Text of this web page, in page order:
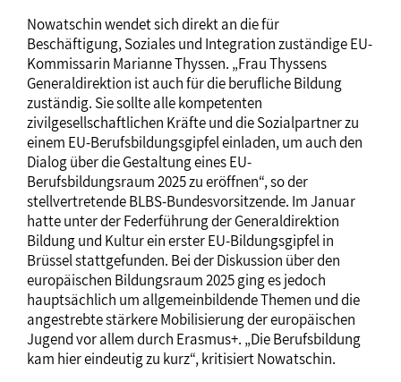
Nowatschin wendet sich direkt an die für
Beschäftigung, Soziales und Integration zuständige EU-
Kommissarin Marianne Thyssen. „Frau Thyssens
Generaldirektion ist auch für die berufliche Bildung
zuständig. Sie sollte alle kompetenten
zivilgesellschaftlichen Kräfte und die Sozialpartner zu
einem EU-Berufsbildungsgipfel einladen, um auch den
Dialog über die Gestaltung eines EU-
Berufsbildungsraum 2025 zu eröffnen“, so der
stellvertretende BLBS-Bundesvorsitzende. Im Januar
hatte unter der Federführung der Generaldirektion
Bildung und Kultur ein erster EU-Bildungsgipfel in
Brüssel stattgefunden. Bei der Diskussion über den
europäischen Bildungsraum 2025 ging es jedoch
hauptsächlich um allgemeinbildende Themen und die
angestrebte stärkere Mobilisierung der europäischen
Jugend vor allem durch Erasmus+. „Die Berufsbildung
kam hier eindeutig zu kurz“, kritisiert Nowatschin.